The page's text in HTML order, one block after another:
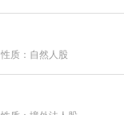
性质：自然人股